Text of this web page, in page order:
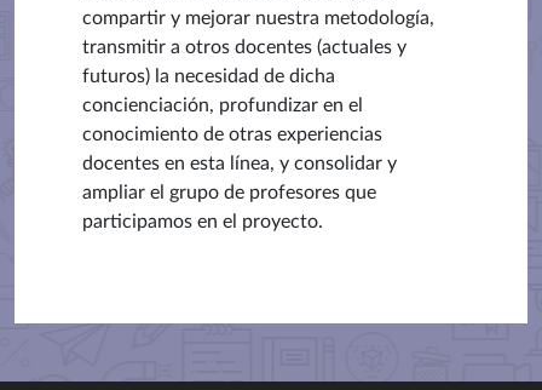
compartir y mejorar nuestra metodología,
transmitir a otros docentes (actuales y
futuros) la necesidad de dicha
concienciación, profundizar en el
conocimiento de otras experiencias
docentes en esta línea, y consolidar y
ampliar el grupo de profesores que
participamos en el proyecto.